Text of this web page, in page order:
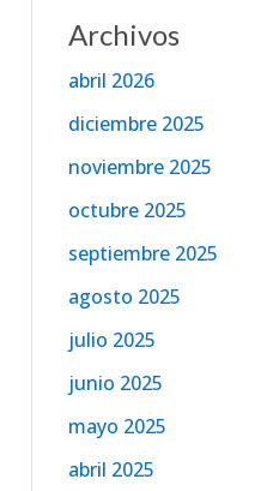
Archivos
abril 2026
diciembre 2025
noviembre 2025
octubre 2025
septiembre 2025
agosto 2025
julio 2025
junio 2025
mayo 2025
abril 2025